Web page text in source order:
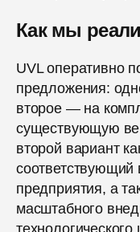
Как мы
UVL оперативно
предложения:
второе — на
существующую
второй вариант
соответствующий
предприятия, а
масштабного